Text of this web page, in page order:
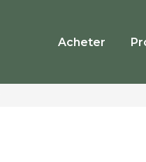
Acheter